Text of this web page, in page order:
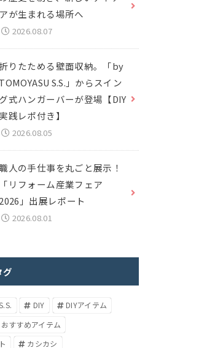
アが生まれる場所へ
2026.08.07
りたためる壁面収納。「by
TOMOYASU S.S.」からスイン
グ式ハンガーバーが登場【DIY
実践レポ付き】
2026.08.05
人の手仕事を丸ごと展示！
「リフォーム産業フェア
2026」出展レポート
2026.08.01
グ
DIY
DIYアイテム
おすすめアイテム
カシカシ